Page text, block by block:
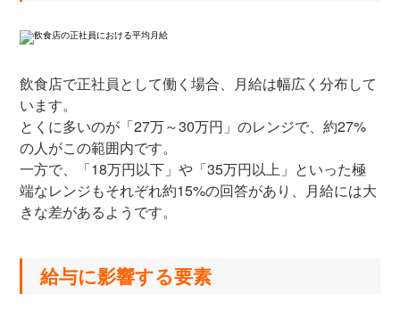
飲食店で正社員として働く場合、月給は幅広く分布して
います。
とくに多いのが「27万～30万円」のレンジで、約27%
の人がこの範囲内です。
一方で、「18万円以下」や「35万円以上」といった極
端なレンジもそれぞれ約15%の回答があり、月給には大
きな差があるようです。
給与に影響する要素